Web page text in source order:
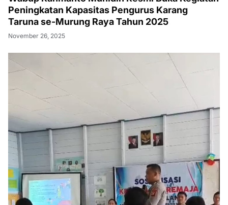
Peningkatan Kapasitas Pengurus Karang
Taruna se-Murung Raya Tahun 2025
November 26, 2025